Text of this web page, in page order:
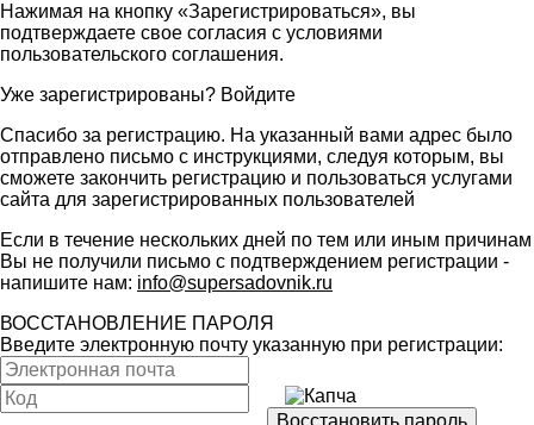
Нажимая на кнопку «Зарегистрироваться», вы
подтверждаете свое согласия с условиями
пользовательского соглашения.
Уже зарегистрированы? Войдите
Спасибо за регистрацию. На указанный вами адрес было
отправлено письмо с инструкциями, следуя которым, вы
сможете закончить регистрацию и пользоваться услугами
сайта для зарегистрированных пользователей
Если в течение нескольких дней по тем или иным причинам
Вы не получили письмо с подтверждением регистрации -
напишите нам: info@supersadovnik.ru
ВОССТАНОВЛЕНИЕ ПАРОЛЯ
Введите электронную почту указанную при регистрации: